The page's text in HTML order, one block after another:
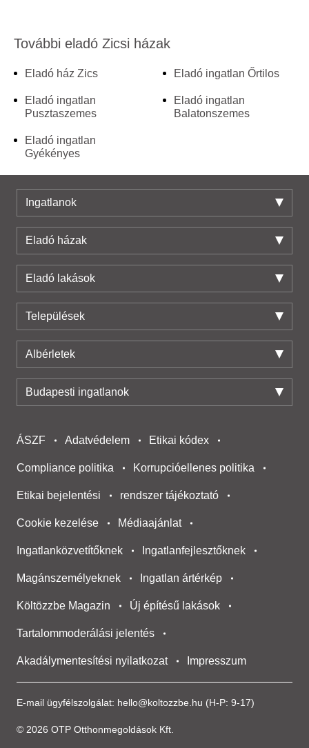
További eladó Zicsi házak
Eladó ház Zics
Eladó ingatlan
Pusztaszemes
Eladó ingatlan
Gyékényes
Eladó ingatlan Őrtilos
Eladó ingatlan
Balatonszemes
Ingatlanok
Eladó házak
Eladó lakások
Települések
Albérletek
Budapesti ingatlanok
E-mail ügyfélszolgálat: hello@koltozzbe.hu (H-P: 9-17)
© 2026 OTP Otthonmegoldások Kft.
ÁSZF Adatvédelem Etikai kódex
Compliance politika Korrupcióellenes politika
Etikai bejelentési rendszer tájékoztató
Cookie kezelése Médiaajánlat
Ingatlanközvetítőknek Ingatlanfejlesztőknek
Magánszemélyeknek Ingatlan ártérkép
Költözzbe Magazin Új építésű lakások
Tartalommoderálási jelentés
Akadálymentesítési nyilatkozat Impresszum